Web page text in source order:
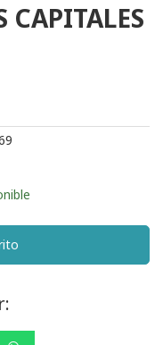
CAPITALES